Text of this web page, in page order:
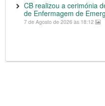
CB realizou a cerimónia
de Enfermagem de
7 de Agosto de 2026 às 18:12